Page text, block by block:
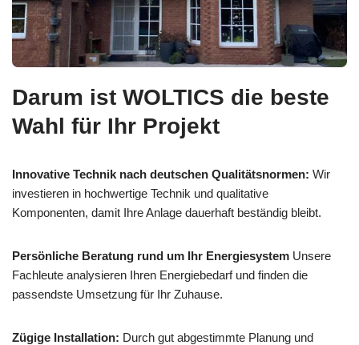
Darum ist WOLTICS die beste
Wahl für Ihr Projekt
Innovative Technik nach deutschen Qualitätsnormen: Wir
investieren in hochwertige Technik und qualitative
Komponenten, damit Ihre Anlage dauerhaft beständig bleibt.
Persönliche Beratung rund um Ihr Energiesystem Unsere
Fachleute analysieren Ihren Energiebedarf und finden die
passendste Umsetzung für Ihr Zuhause.
Zügige Installation: Durch gut abgestimmte Planung und